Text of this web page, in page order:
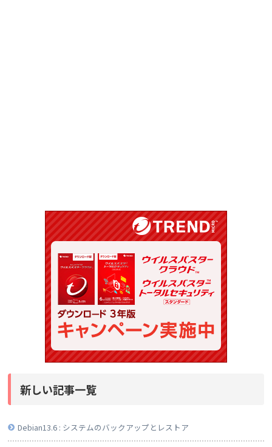
新しい記事一覧
Debian13.6 : システムのバックアップとレストア